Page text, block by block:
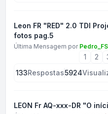
Leon FR "RED" 2.0 TDI
fotos pag.5
Última Mensagem por Pedro_FS
1 2
133Respostas5924
LEON Fr AQ-xxx-DR "O